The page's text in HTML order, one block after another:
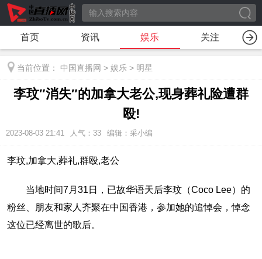
首页 资讯 娱乐 关注
当前位置： 中国直播网 > 娱乐 > 明星
李玟″消失″的加拿大老公,现身葬礼险遭群
殴!
2023-08-03 21:41 人气： 33 编辑：采小编
李玟,加拿大,葬礼,群殴,老公
当地时间7月31日，已故华语天后李玟（Coco Lee）的
粉丝、朋友和家人齐聚在中国香港，参加她的追悼会，悼念
这位已经离世的歌后。